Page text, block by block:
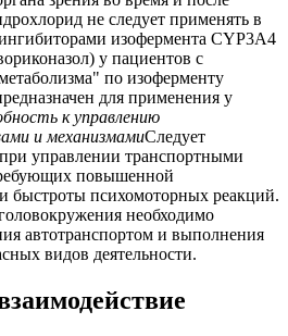
не следует применять в
изофермента CYP3А4
у пациентов с
по изоферменту
для применения у
к управлению
и механизмамиСледует
управлении транспортными
повышенной
быстроты психомоторных реакций.
необходимо
автотранспортом и выполнения
видов деятельности.